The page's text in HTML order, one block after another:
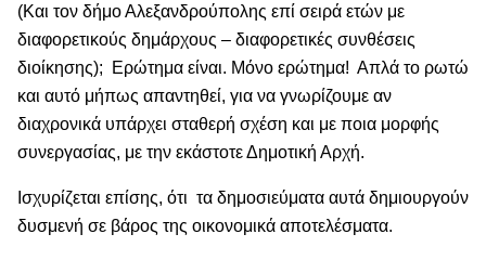
(Και τον δήμο Αλεξανδρούπολης επί σειρά ετών με
διαφορετικούς δημάρχους – διαφορετικές συνθέσεις
διοίκησης); Ερώτημα είναι. Μόνο ερώτημα! Απλά το ρωτώ
και αυτό μήπως απαντηθεί, για να γνωρίζουμε αν
διαχρονικά υπάρχει σταθερή σχέση και με ποια μορφής
συνεργασίας, με την εκάστοτε Δημοτική Αρχή.
Ισχυρίζεται επίσης, ότι τα δημοσιεύματα αυτά δημιουργούν
δυσμενή σε βάρος της οικονομικά αποτελέσματα.